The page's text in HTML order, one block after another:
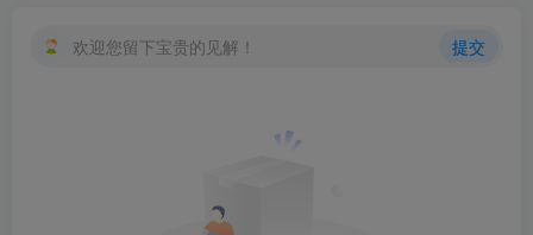
欢迎您留下宝贵的见解！ 提交